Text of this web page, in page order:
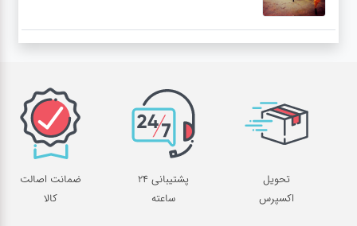
تحویل
اکسپرس
پشتیبانی 24
ساعته
ضمانت اصالت
کالا